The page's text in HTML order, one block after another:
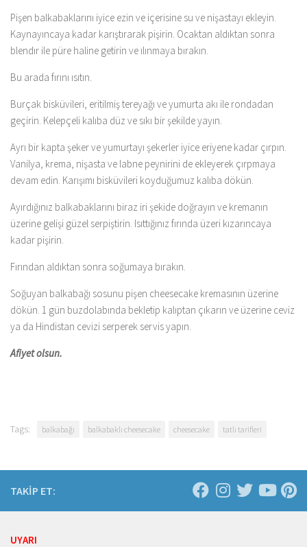
Pişen balkabaklarını iyice ezin ve içerisine su ve nişastayı ekleyin.
Kaynayıncaya kadar karıştırarak pişirin. Ocaktan aldıktan sonra
blendır ile püre haline getirin ve ılınmaya bırakın.
Bu arada fırını ısıtın.
Burçak bisküvileri, eritilmiş tereyağı ve yumurta akı ile rondadan
geçirin. Kelepçeli kalıba düz ve sıkı bir şekilde yayın.
Ayrı bir kapta şeker ve yumurtayı şekerler iyice eriyene kadar çırpın.
Vanilya, krema, nişasta ve Iabne peynirini de ekleyerek çırpmaya
devam edin. Karışımı bisküvileri koyduğumuz kalıba dökün.
Ayırdığınız balkabaklarını biraz iri şekide doğrayın ve kremanın
üzerine gelişi güzel serpiştirin. Isıttığınız fırında üzeri kızarıncaya
kadar pişirin.
Fırından aldıktan sonra soğumaya bırakın.
Soğuyan balkabağı sosunu pişen cheesecake kremasının üzerine
dökün. 1 gün buzdolabında bekletip kalıptan çıkarın ve üzerine ceviz
ya da Hindistan cevizi serperek servis yapın.
Afiyet olsun.
Tags: balkabağı balkabaklı cheesecake cheesecake tatlı tarifleri
TAKİP ET:
UYARI